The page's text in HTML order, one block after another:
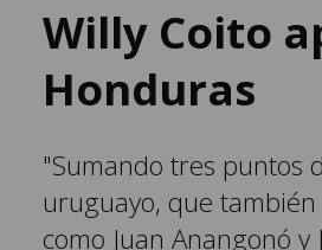
Willy Coito
Honduras
"Sumando tres puntos
uruguayo, que
como Juan Anangonó y